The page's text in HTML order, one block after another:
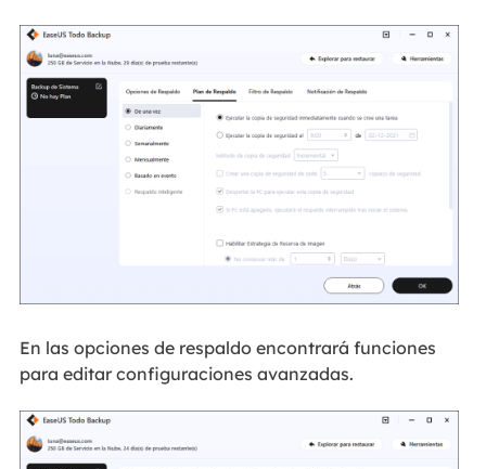
En las opciones de respaldo encontrará funciones
para editar configuraciones avanzadas.